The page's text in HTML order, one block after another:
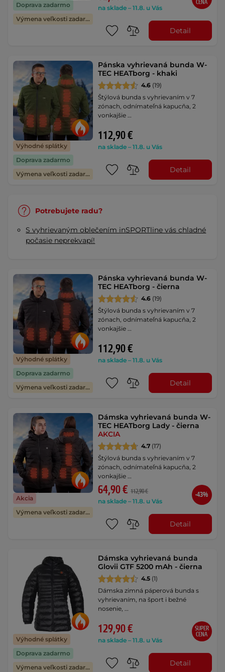
Doprava zadarmo
Výmena veľkosti zadarmo
na sklade – 11.8. u Vás
CENA
Detail
Výhodné splátky
Doprava zadarmo
Výmena veľkosti zadarmo
Pánska vyhrievaná bunda W-
TEC HEATborg - khaki
4.6 (19)
Štýlová bunda s vyhrievaním v 7
zónach, odnímateľná kapucňa, 2
vonkajšie …
112,90 €
na sklade – 11.8. u Vás
Detail
Potrebujete radu?
S vyhrievaným oblečením inSPORTline vás chladné
počasie neprekvapí!
Výhodné splátky
Doprava zadarmo
Výmena veľkosti zadarmo
Pánska vyhrievaná bunda W-
TEC HEATborg - čierna
4.6 (19)
Štýlová bunda s vyhrievaním v 7
zónach, odnímateľná kapucňa, 2
vonkajšie …
112,90 €
na sklade – 11.8. u Vás
Detail
Akcia
Výmena veľkosti zadarmo
Dámska vyhrievaná bunda W-
TEC HEATborg Lady - čierna
AKCIA
4.7 (17)
Štýlová bunda s vyhrievaním v 7
zónach, odnímateľná kapucňa, 2
vonkajšie …
64,90 € 112,90 €
na sklade – 11.8. u Vás
-43%
Detail
Výhodné splátky
Doprava zadarmo
Výmena veľkosti zadarmo
Dámska vyhrievaná bunda
Glovii GTF 5200 mAh - čierna
4.5 (1)
Dámska zimná páperová bunda s
vyhrievaním, na šport i bežné
nosenie, …
129,90 €
na sklade – 11.8. u Vás
SUPER
CENA
Detail